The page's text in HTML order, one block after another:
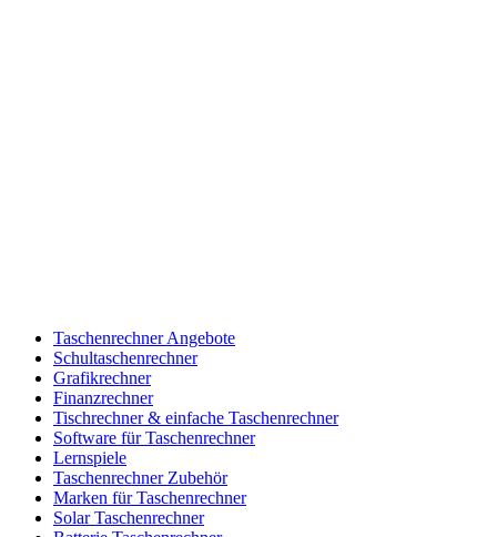
Taschenrechner Angebote
Schultaschenrechner
Grafikrechner
Finanzrechner
Tischrechner & einfache Taschenrechner
Software für Taschenrechner
Lernspiele
Taschenrechner Zubehör
Marken für Taschenrechner
Solar Taschenrechner